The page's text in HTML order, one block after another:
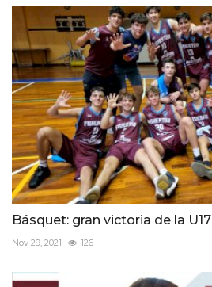
Básquet: gran victoria de la U17
Nov 29, 2021 126